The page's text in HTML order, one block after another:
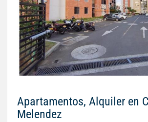
Apartamentos, Alquiler en
Melendez